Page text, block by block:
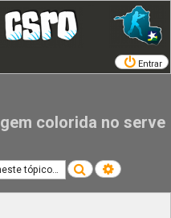
Entrar
colorida no serve
PesquisarPesquisa